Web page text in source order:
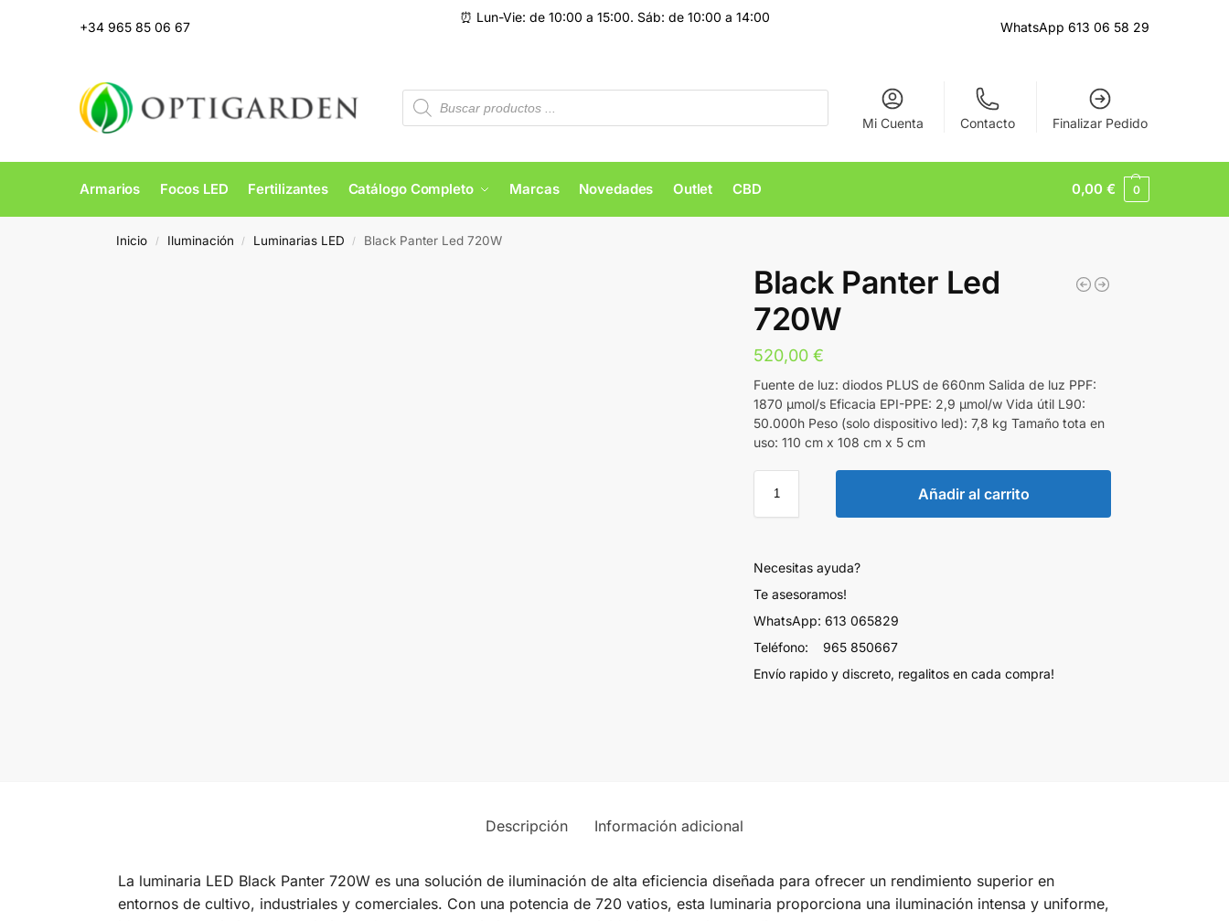
+34 965 85 06 67
⏰ Lun-Vie: de 10:00 a 15:00. Sáb: de 10:00 a 14:00
WhatsApp 613 06 58 29
Mi Cuenta Contacto Finalizar Pedido
Armarios Focos LED Fertilizantes Catálogo Completo Marcas Novedades Outlet CBD 0,00€ 0
Inicio / Iluminación / Luminarias LED / Black Panter Led 720W
Black Panter Led
720W
520,00€
Fuente de luz: diodos PLUS de 660nm Salida de luz PPF:
1870 μmol/s Eficacia EPI-PPE: 2,9 μmol/w Vida útil L90:
50.000h Peso (solo dispositivo led): 7,8 kg Tamaño tota en
uso: 110 cm x 108 cm x 5 cm
Añadir al carrito
Necesitas ayuda?
Te asesoramos!
WhatsApp: 613 065829
Teléfono: 965 850667
Envío rapido y discreto, regalitos en cada compra!
Descripción Información adicional
La luminaria LED Black Panter 720W es una solución de iluminación de alta eficiencia diseñada para ofrecer un rendimiento superior en
entornos de cultivo, industriales y comerciales. Con una potencia de 720 vatios, esta luminaria proporciona una iluminación intensa y uniforme,